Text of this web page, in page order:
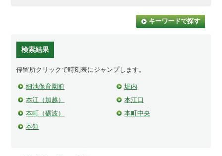
キーワードで探す
検索結果
停留所クリックで時刻表にジャンプします。
細池保育園前
堀内
本江（加越）
本江口
本町（砺波）
本町中央
本領